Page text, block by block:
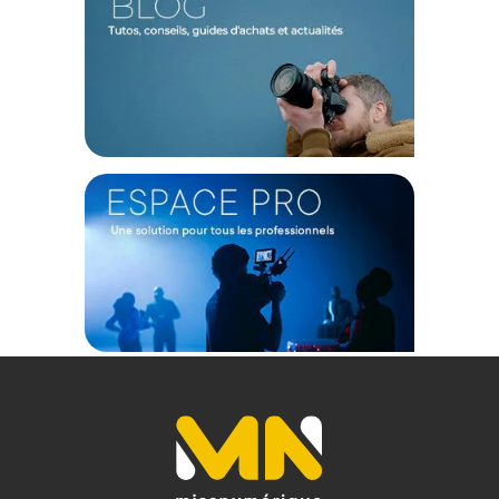
Modèle : Simera-C 16mm T1.9 Cine Lens
Catégorie : Objectif de cinéma à focale fixe (Cine Prime)
Monture : Leica M (compatible avec couplage télémétrique)
Couverture de capteur : Plein Format (Full Frame - 36 x 24 mm)
Plage d'ouverture : T1.9 à T22
Contrôle du diaphragme : Manuel, fluide et linéaire (De-
clicked)
Nombre de lamelles du diaphragme : 14 lamelles circulaires
Angle de champ (Plein Format) : Diagonale : 107° /
Horizontale : 96,7° / Verticale : 72,5°
Distance minimale de mise au point : 0,20 m (7.87")
Rapport de reproduction maximal : 1:7.4
Mise au point : Manuelle par hélicoïde interne de haute
précision
(Mise au point et Diaphragme)
Positionnement des engrenages : Alignement uniforme avec
le reste de la gamme Simera-C (facilite le changement
d'objectif sur Follow Focus)